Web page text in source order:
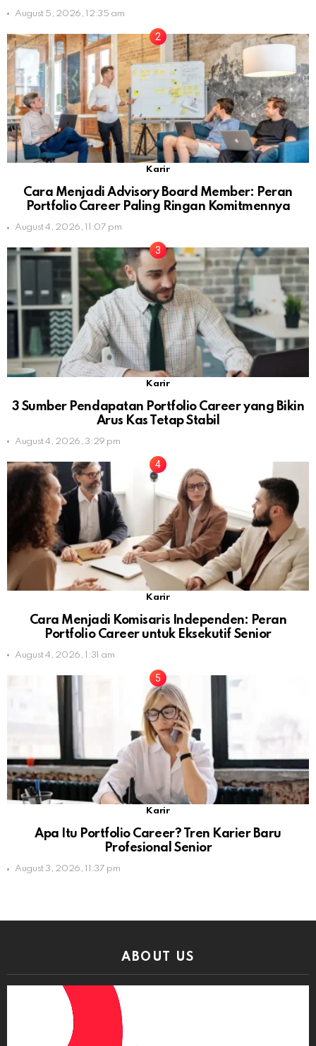
August 5, 2026, 12:35 am
Karir
Cara Menjadi Advisory Board Member: Peran
Portfolio Career Paling Ringan Komitmennya
August 4, 2026, 11:07 pm
Karir
3 Sumber Pendapatan Portfolio Career yang Bikin
Arus Kas Tetap Stabil
August 4, 2026, 3:29 pm
Karir
Cara Menjadi Komisaris Independen: Peran
Portfolio Career untuk Eksekutif Senior
August 4, 2026, 1:31 am
Karir
Apa Itu Portfolio Career? Tren Karier Baru
Profesional Senior
August 3, 2026, 11:37 pm
ABOUT US